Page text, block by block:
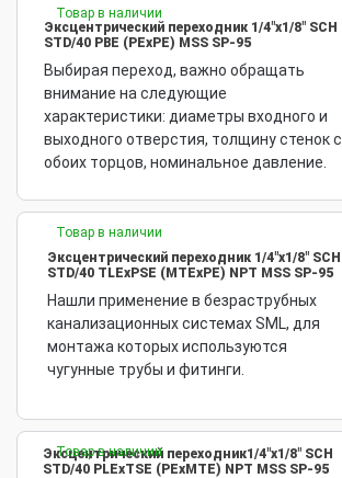
Товар в наличии
Эксцентрический переходник 1/4"х1/8" SCH
STD/40 PBE (PEхPE) MSS SP-95
Выбирая переход, важно обращать
внимание на следующие
характеристики: диаметры входного и
выходного отверстия, толщину стенок с
обоих торцов, номинальное давление.
Товар в наличии
Эксцентрический переходник 1/4"х1/8" SCH
STD/40 TLEхPSE (MTEхPE) NPT MSS SP-95
Нашли применение в безраструбных
канализационных системах SML, для
монтажа которых используются
чугунные трубы и фитинги.
Товар в наличии
Эксцентрический переходник1/4"х1/8" SCH
STD/40 PLEхTSE (PEхMTE) NPT MSS SP-95